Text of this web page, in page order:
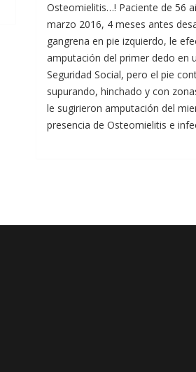
Osteomielitis…! Paciente de 56
marzo 2016, 4 meses antes
gangrena en pie izquierdo, le
amputación del primer dedo en
Seguridad Social, pero el pie
supurando, hinchado y con
le sugirieron amputación del
presencia de Osteomielitis e